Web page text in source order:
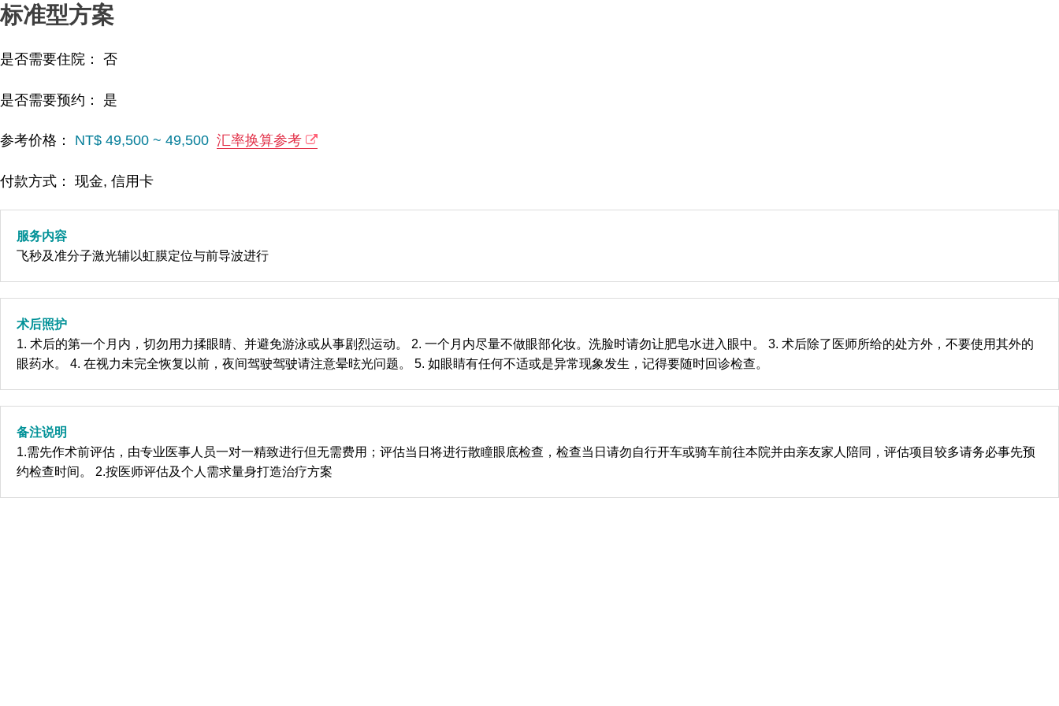
标准型方案
是否需要住院： 否
是否需要预约： 是
参考价格： NT$ 49,500 ~ 49,500 汇率换算参考
付款方式： 现金, 信用卡
服务内容
飞秒及准分子激光辅以虹膜定位与前导波进行
术后照护
1. 术后的第一个月内，切勿用力揉眼睛、并避免游泳或从事剧烈运动。 2. 一个月内尽量不做眼部化妆。洗脸时请勿让肥皂水进入眼中。 3. 术后除了医师所给的处方外，不要使用其外的
眼药水。 4. 在视力未完全恢复以前，夜间驾驶驾驶请注意晕昡光问题。 5. 如眼睛有任何不适或是异常现象发生，记得要随时回诊检查。
备注说明
1.需先作术前评估，由专业医事人员一对一精致进行但无需费用；评估当日将进行散瞳眼底检查，检查当日请勿自行开车或骑车前往本院并由亲友家人陪同，评估项目较多请务必事先预
约检查时间。 2.按医师评估及个人需求量身打造治疗方案